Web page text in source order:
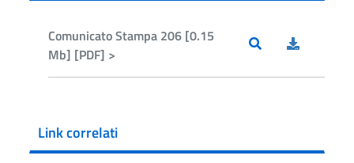
Comunicato Stampa 206 [0.15
Mb] [PDF] >
Link correlati